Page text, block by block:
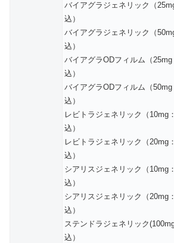
バイアグラジェネリック（
込）
バイアグラジェネリック（
込）
バイアグラODフィルム（
込）
バイアグラODフィルム（
込）
レビトラジェネリック（10mg
込）
レビトラジェネリック（20mg
込）
シアリスジェネリック（10mg
込）
シアリスジェネリック（20mg
込）
ステンドラジェネリック
込）